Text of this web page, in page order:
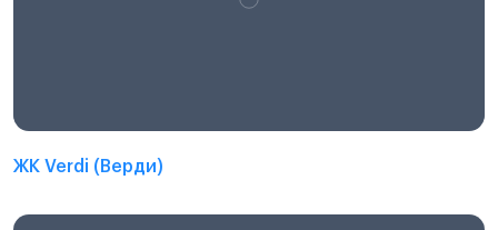
ЖК Verdi (Верди)